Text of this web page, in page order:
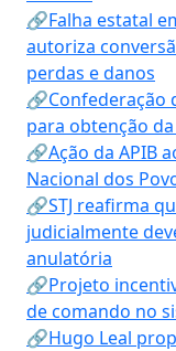
🔗Falha estatal
autoriza
perdas e danos
🔗Confederação
para obtenção da
🔗Ação da APIB
Nacional dos
🔗STJ reafirma
judicialmente
anulatória
🔗Projeto
de comando no
🔗Hugo Leal